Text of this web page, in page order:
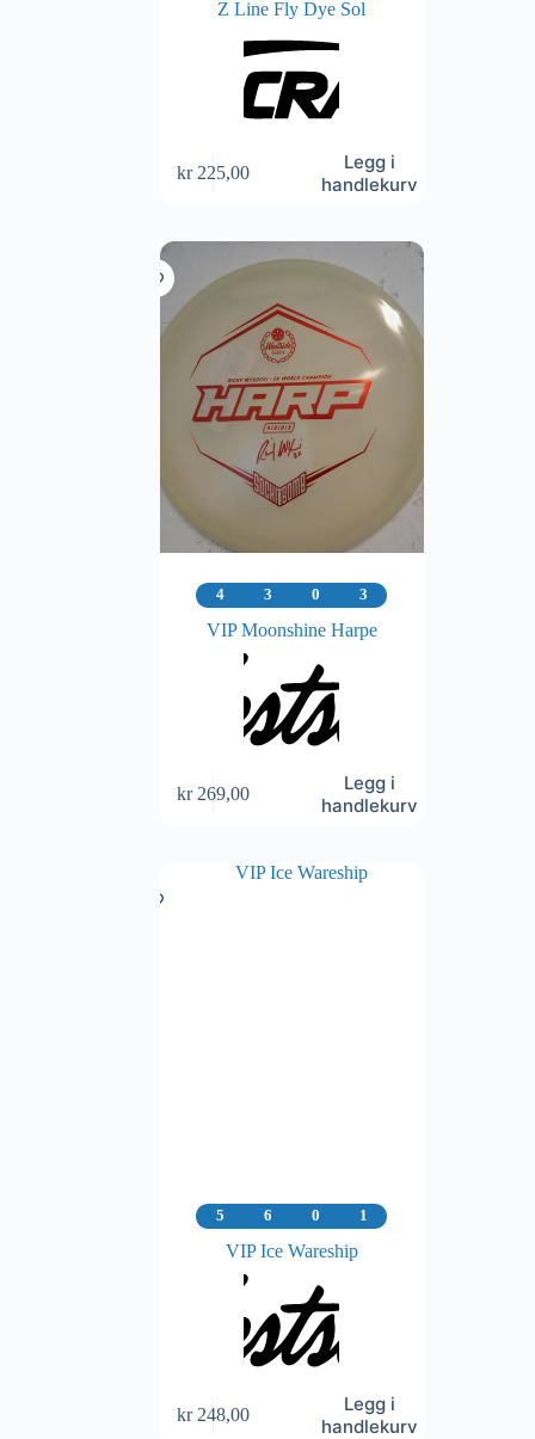
Z Line Fly Dye Sol
kr225,00
Legg i
handlekurv
4 3 0 3
VIP Moonshine Harpe
kr269,00
Legg i
handlekurv
5 6 0 1
VIP Ice Wareship
kr248,00
Legg i
handlekurv